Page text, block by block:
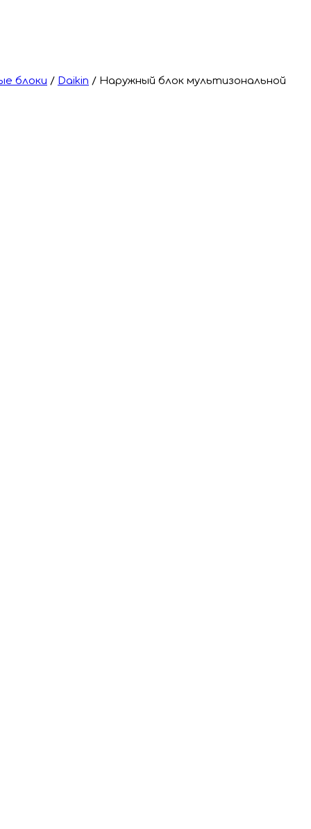
блоки / Daikin / Наружный блок мультизональной